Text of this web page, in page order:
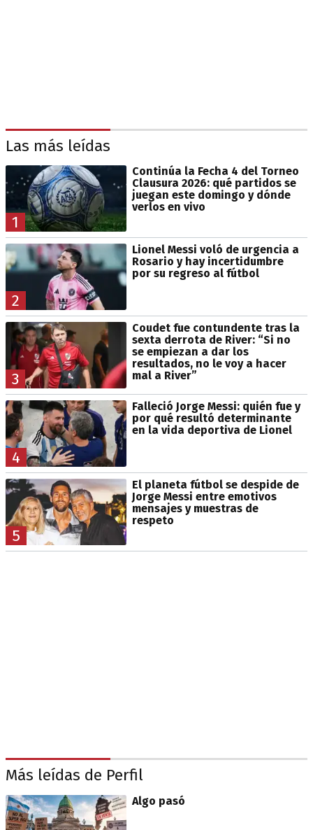
Las más leídas
1
Continúa la Fecha 4 del Torneo
Clausura 2026: qué partidos se
juegan este domingo y dónde
verlos en vivo
2
Lionel Messi voló de urgencia a
Rosario y hay incertidumbre
por su regreso al fútbol
3
Coudet fue contundente tras la
sexta derrota de River: “Si no
se empiezan a dar los
resultados, no le voy a hacer
mal a River”
4
Falleció Jorge Messi: quién fue y
por qué resultó determinante
en la vida deportiva de Lionel
5
El planeta fútbol se despide de
Jorge Messi entre emotivos
mensajes y muestras de
respeto
Más leídas de Perfil
Algo pasó